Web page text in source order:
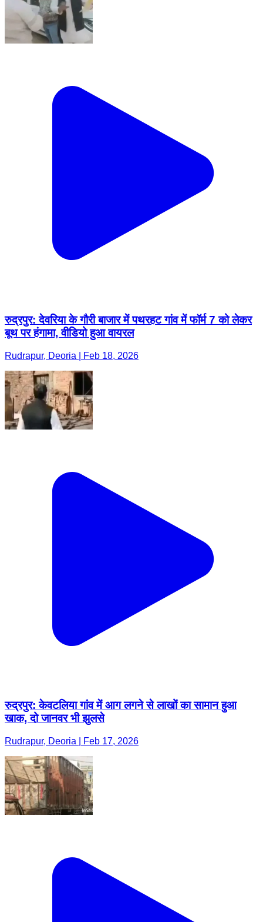
रुद्रपुर: देवरिया के गौरी बाजार में पथरहट गांव में फॉर्म 7 को लेकर
बूथ पर हंगामा, वीडियो हुआ वायरल
Rudrapur, Deoria | Feb 18, 2026
रुद्रपुर: केवटलिया गांव में आग लगने से लाखों का सामान हुआ
खाक, दो जानवर भी झुलसे
Rudrapur, Deoria | Feb 17, 2026